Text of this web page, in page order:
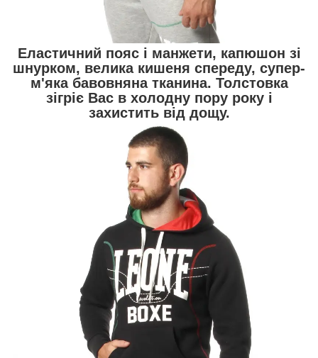
Еластичний пояс і манжети, капюшон зі
шнурком, велика кишеня спереду, супер-
м'яка бавовняна тканина. Толстовка
зігріє Вас в холодну пору року і
захистить від дощу.